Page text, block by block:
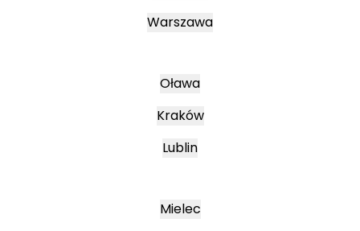
Warszawa
Oława
Kraków
Lublin
Mielec